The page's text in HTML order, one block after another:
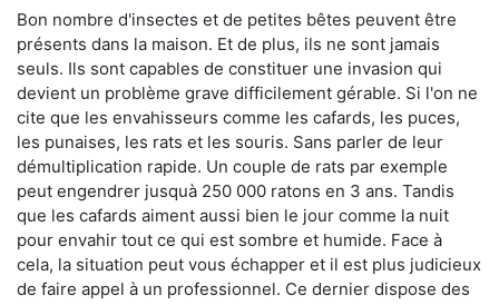
Bon nombre d'insectes et de petites bêtes peuvent être
présents dans la maison. Et de plus, ils ne sont jamais
seuls. Ils sont capables de constituer une invasion qui
devient un problème grave difficilement gérable. Si l'on ne
cite que les envahisseurs comme les cafards, les puces,
les punaises, les rats et les souris. Sans parler de leur
démultiplication rapide. Un couple de rats par exemple
peut engendrer jusquà 250 000 ratons en 3 ans. Tandis
que les cafards aiment aussi bien le jour comme la nuit
pour envahir tout ce qui est sombre et humide. Face à
cela, la situation peut vous échapper et il est plus judicieux
de faire appel à un professionnel. Ce dernier dispose des